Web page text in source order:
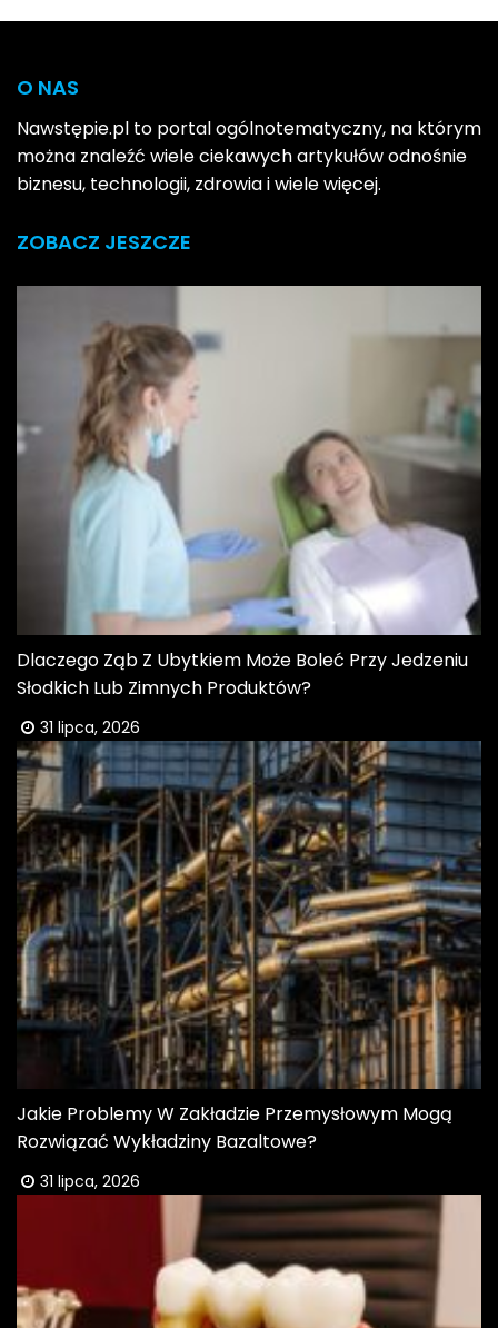
O NAS
Nawstępie.pl to portal ogólnotematyczny, na którym
można znaleźć wiele ciekawych artykułów odnośnie
biznesu, technologii, zdrowia i wiele więcej.
ZOBACZ JESZCZE
Dlaczego Ząb Z Ubytkiem Może Boleć Przy Jedzeniu
Słodkich Lub Zimnych Produktów?
31 lipca, 2026
Jakie Problemy W Zakładzie Przemysłowym Mogą
Rozwiązać Wykładziny Bazaltowe?
31 lipca, 2026